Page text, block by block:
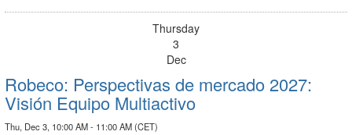
Thursday
3
Dec
Robeco: Perspectivas de mercado 2027:
Visión Equipo Multiactivo
Thu, Dec 3, 10:00 AM - 11:00 AM (CET)